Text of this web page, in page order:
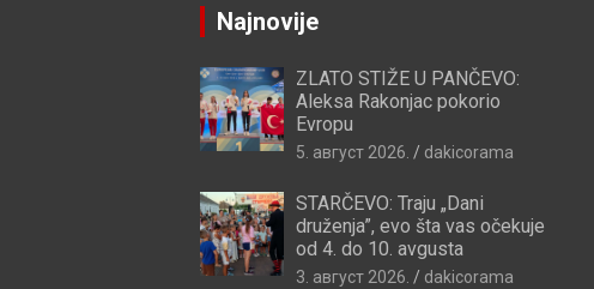
Najnovije
ZLATO STIŽE U PANČEVO:
Aleksa Rakonjac pokorio
Evropu
5. август 2026. dakicorama
STARČEVO: Traju „Dani
druženja”, evo šta vas očekuje
od 4. do 10. avgusta
3. август 2026. dakicorama